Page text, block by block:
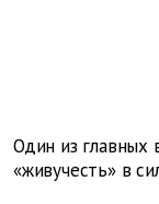
Один из главных
«живучесть» в